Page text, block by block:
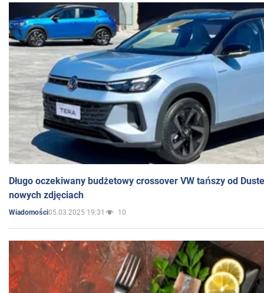
Długo oczekiwany budżetowy crossover VW tańszy od
nowych zdjęciach
Wiadomości05.03.2025 19:31 10